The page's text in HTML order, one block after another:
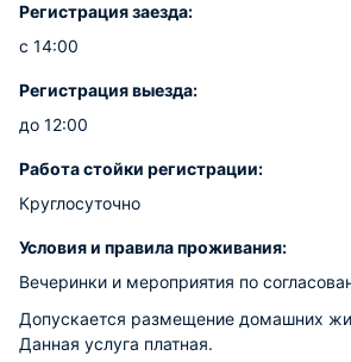
Регистрация заезда:
с 14:00
Регистрация выезда:
до 12:00
Работа стойки регистрации:
Круглосуточно
Условия и правила проживания:
Вечеринки и мероприятия по
Допускается размещение домашних
Данная услуга платная.